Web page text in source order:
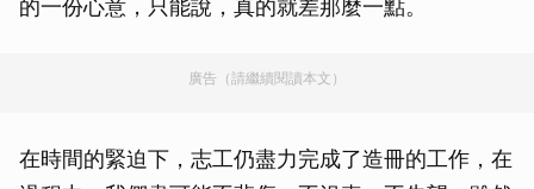
的一份心意，只能說，真的就差那麼一點。
廣告（請繼續閱讀本文）
在時間的緊迫下，志工仍盡力完成了造冊的工作，在